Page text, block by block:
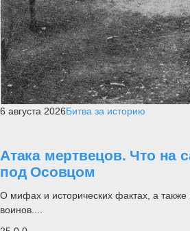
6 августа 2026Битва за историю
Атака мертвецов. Что на
под Осовцом
О мифах и исторических фактах, а также
воинов....